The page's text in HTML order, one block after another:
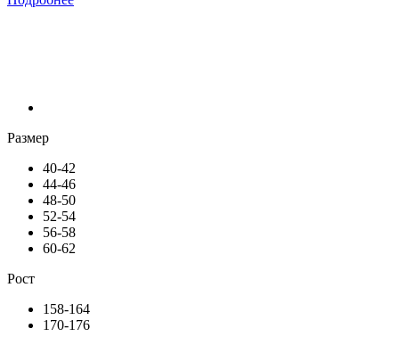
Размер
40-42
44-46
48-50
52-54
56-58
60-62
Рост
158-164
170-176